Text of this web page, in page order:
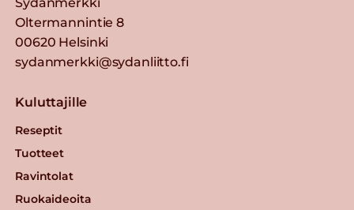
Oltermannintie 8
00620 Helsinki
sydanmerkki@sydanliitto.fi
Kuluttajille
Reseptit
Tuotteet
Ravintolat
Ruokaideoita